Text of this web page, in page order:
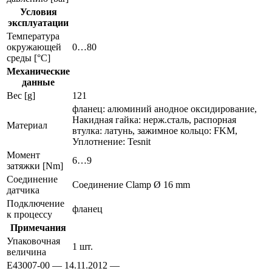
Условия
эксплуатации
Температура
окружающей
среды [°C]
0…80
Механические
данные
Вес [g]
121
Материал
фланец: алюминий анодное оксидирование,
Накидная гайка: нерж.сталь, распорная
втулка: латунь, зажимное кольцо: FKM,
Уплотнение: Tesnit
Момент
затяжки [Nm]
6…9
Соединение
датчика
Соединение Clamp Ø 16 mm
Подключение
к процессу
фланец
Примечания
Упаковочная
величина
1 шт.
E43007-00 — 14.11.2012 —